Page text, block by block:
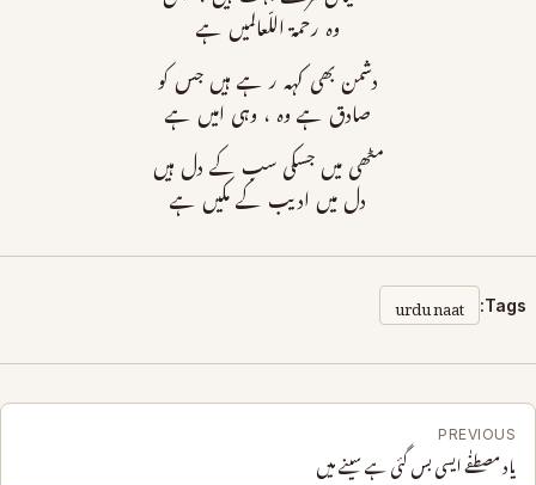
وہ رحمۃ اللّعالمیں ہے
دشمن بھی کہہ ر ہے ہیں جس کو
صادق ہے وہ ، وہی امیں ہے
مٹھی میں جسکی سب کے دل ہیں
دل میں ادیب کے مکیں ہے
Tags:
urdu naat
PREVIOUS
یاد مصطفٰے ایسی بس گئی ہے سینے میں